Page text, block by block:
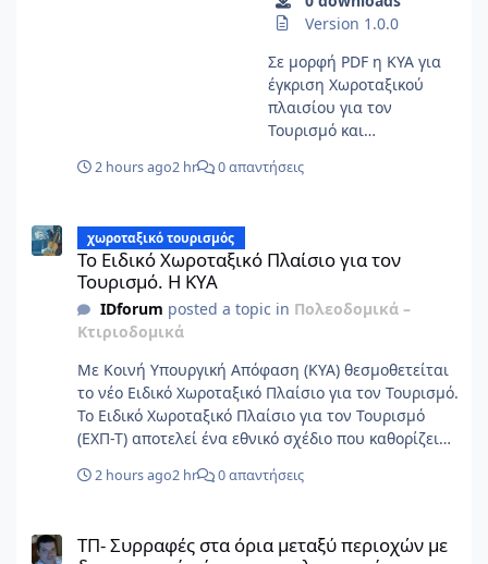
Version 1.0.0
Σε μορφή PDF η ΚΥΑ για
έγκριση Χωροταξικού
πλαισίου για τον
Τουρισμό και
αυτού.
2 hours ago2 hr 0 απαντήσεις
χωροταξικό τουρισμός
Το Ειδικό Χωροταξικό Πλαίσιο για τον
Τουρισμό. Η ΚΥΑ
IDforum posted a topic in Πολεοδομικά –
Κτιριοδομικά
Με Κοινή Υπουργική Απόφαση (ΚΥΑ) θεσμοθετείται
το νέο Ειδικό Χωροταξικό Πλαίσιο για τον Τουρισμό.
Το Ειδικό Χωροταξικό Πλαίσιο για τον Τουρισμό
(ΕΧΠ-Τ) αποτελεί ένα εθνικό σχέδιο που καθορίζει
αναπτύσσεται ο τουρισμός στη χώρα. Αποσκοπεί
για τη χωρική διάρθρωση του τομέα του
2 hours ago2 hr 0 απαντήσεις
ΤΠ- Συρραφές στα όρια μεταξύ περιοχών με